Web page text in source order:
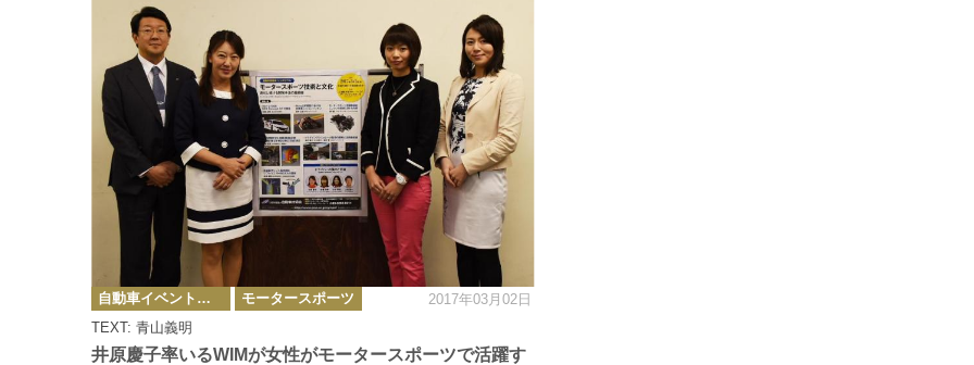
井原慶子率いるWIMが女性がモータースポーツで活躍す
TEXT: 青山義明
カ
テ
ゴ
リ
ー
自動車イベント・カーイベント モータースポーツ 2017年03月02日